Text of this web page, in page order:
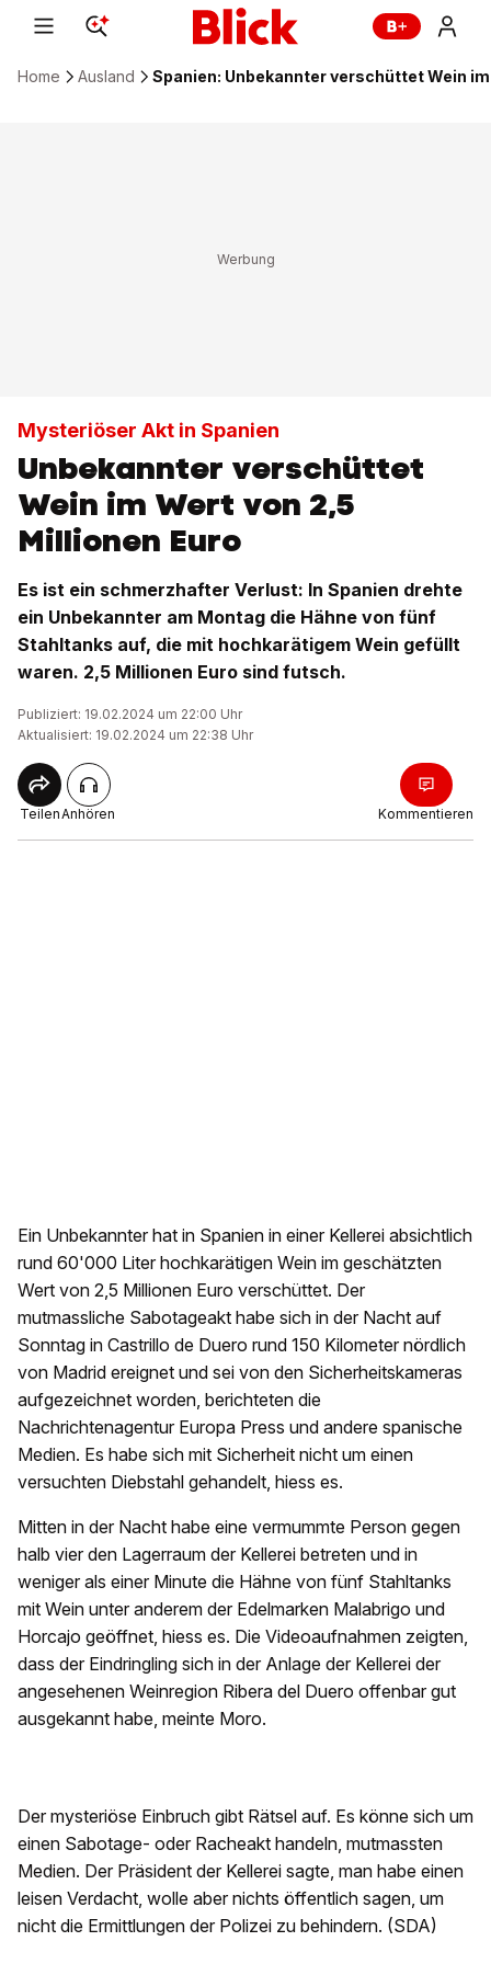
Home Ausland Spanien: Unbekannter verschüttet Wein
Mysteriöser Akt in Spanien
Unbekannter verschüttet
Wein im Wert von 2,5
Millionen Euro
Es ist ein schmerzhafter Verlust: In Spanien drehte
ein Unbekannter am Montag die Hähne von fünf
Stahltanks auf, die mit hochkarätigem Wein gefüllt
waren. 2,5 Millionen Euro sind futsch.
Publiziert: 19.02.2024 um 22:00 Uhr
Aktualisiert: 19.02.2024 um 22:38 Uhr
TeilenAnhören Kommentieren
Ein Unbekannter hat in Spanien in einer Kellerei absichtlich
rund 60'000 Liter hochkarätigen Wein im geschätzten
Wert von 2,5 Millionen Euro verschüttet. Der
mutmassliche Sabotageakt habe sich in der Nacht auf
Sonntag in Castrillo de Duero rund 150 Kilometer nördlich
von Madrid ereignet und sei von den Sicherheitskameras
aufgezeichnet worden, berichteten die
Nachrichtenagentur Europa Press und andere spanische
Medien. Es habe sich mit Sicherheit nicht um einen
versuchten Diebstahl gehandelt, hiess es.
Mitten in der Nacht habe eine vermummte Person gegen
halb vier den Lagerraum der Kellerei betreten und in
weniger als einer Minute die Hähne von fünf Stahltanks
mit Wein unter anderem der Edelmarken Malabrigo und
Horcajo geöffnet, hiess es. Die Videoaufnahmen zeigten,
dass der Eindringling sich in der Anlage der Kellerei der
angesehenen Weinregion Ribera del Duero offenbar gut
ausgekannt habe, meinte Moro.
Der mysteriöse Einbruch gibt Rätsel auf. Es könne sich um
einen Sabotage- oder Racheakt handeln, mutmassten
Medien. Der Präsident der Kellerei sagte, man habe einen
leisen Verdacht, wolle aber nichts öffentlich sagen, um
nicht die Ermittlungen der Polizei zu behindern. (SDA)